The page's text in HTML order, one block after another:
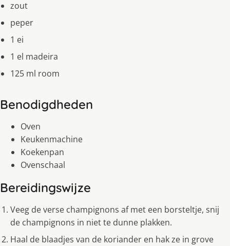
zout
peper
1 ei
1 el madeira
125 ml room
Benodigdheden
Oven
Keukenmachine
Koekenpan
Ovenschaal
Bereidingswijze
Veeg de verse champignons af met een borsteltje, snij
de champignons in niet te dunne plakken.
Haal de blaadjes van de koriander en hak ze in grove